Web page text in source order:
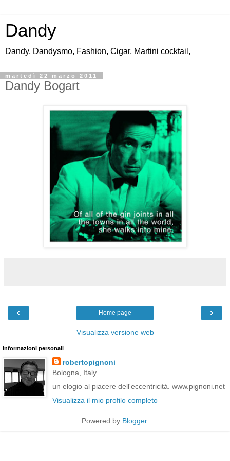
Dandy
Dandy, Dandysmo, Fashion, Cigar, Martini cocktail,
martedì 22 marzo 2011
Dandy Bogart
‹ ›
Home page
Visualizza versione web
Informazioni personali
robertopignoni
Bologna, Italy
un elogio al piacere dell'eccentricità. www.pignoni.net
Visualizza il mio profilo completo
Powered by Blogger.